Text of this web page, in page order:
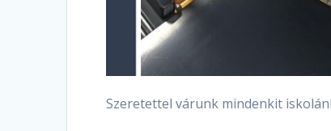
Szeretettel várunk mindenkit